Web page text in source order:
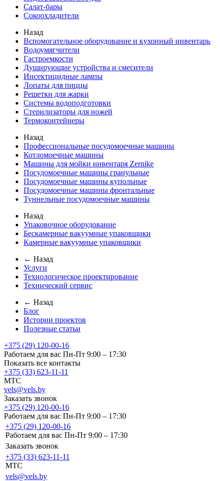
Салат-бары
Сокоохладители
Назад
Вспомогательное оборудование и кухонный инвентарь
Водоумягчители
Гастроемкости
Душирующие устройства и смесители
Инсектицидные лампы
Лопаты для пиццы
Решетки для жарки
Системы водоподготовки
Стерилизаторы для ножей
Термоконтейнеры
Назад
Профессиональные посудомоечные машины
Котломоечные машины
Машины для мойки инвентаря Zernike
Посудомоечные машины гранульные
Посудомоечные машины купольные
Посудомоечные машины фронтальные
Туннельные посудомоечные машины
Назад
Упаковочное оборудование
Бескамерные вакуумные упаковщики
Камерные вакуумные упаковщики
← Назад
Услуги
Технологическое проектирование
Технический сервис
← Назад
Блог
Истории проектов
Полезные статьи
+375 (29) 120-00-16
Работаем для вас Пн-Пт 9:00 – 17:30
Показать все контакты
+375 (33) 623-11-11
MTC
vels@vels.by
Заказать звонок
+375 (29) 120-00-16
Работаем для вас Пн-Пт 9:00 – 17:30
+375 (29) 120-00-16
Работаем для вас Пн-Пт 9:00 – 17:30
Заказать звонок
+375 (33) 623-11-11
MTC
vels@vels.by